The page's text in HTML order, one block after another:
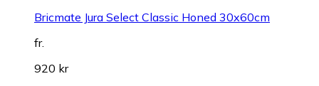
Bricmate Jura Select Classic Honed 30x60cm
fr.
920 kr